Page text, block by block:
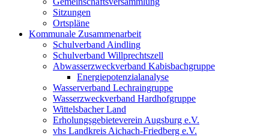
Sitzungen
Ortspläne
Kommunale Zusammenarbeit
Schulverband Aindling
Schulverband Willprechtszell
Abwasserzweckverband Kabisbachgruppe
Energiepotenzialanalyse
Wasserverband Lechraingruppe
Wasserzweckverband Hardhofgruppe
Wittelsbacher Land
Erholungsgebieteverein Augsburg e.V.
vhs Landkreis Aichach-Friedberg e.V.